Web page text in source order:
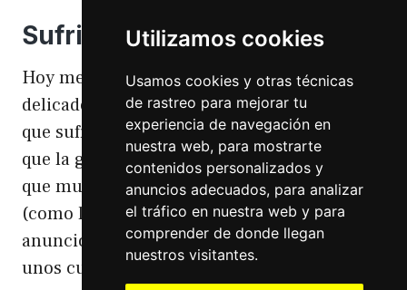
Utilizamos cookies
Usamos cookies y otras técnicas
de rastreo para mejorar tu
experiencia de navegación en
nuestra web, para mostrarte
contenidos personalizados y
anuncios adecuados, para analizar
el tráfico en nuestra web y para
comprender de donde llegan
nuestros visitantes.
Sufriendo la gordofobia
Hoy me apetece hablar de un temita
delicado. Hoy hablo de gordofobia. Una cosa
que sufro día si día también. Gordofobia Y es
que la gordofobia es algo que existe. Algo
que muchas personas sufrimos en silencio
(como las hemorroides, al igual que en el
anuncio). Nos están vendiendo siempre
unos cuerpos normativos y en…